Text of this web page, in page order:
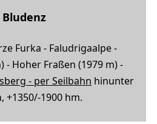
Furka - Faludrigaalpe -
- Hoher Fraßen (1979 m) -
- per Seilbahn hinunter
+1350/-1900 hm.